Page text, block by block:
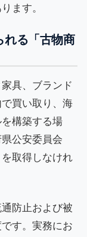
ます。
れる「古物商
具、ブランド
買い取り、海
構築する場
公安委員会
を取得しなけれ
防止および被
す。実務にお